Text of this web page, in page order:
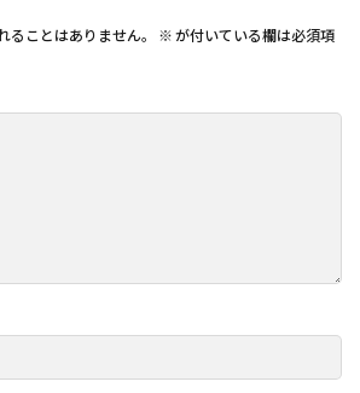
ることはありません。 ※ が付いている欄は必須項